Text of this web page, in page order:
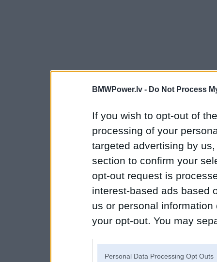
BMWPower.lv - Do Not Process
If you wish to opt-out of
processing of your
targeted advertising by
section to confirm your
opt-out request is
interest-based ads based
us or personal
your opt-out. You may
Personal Data Processing Opt Outs